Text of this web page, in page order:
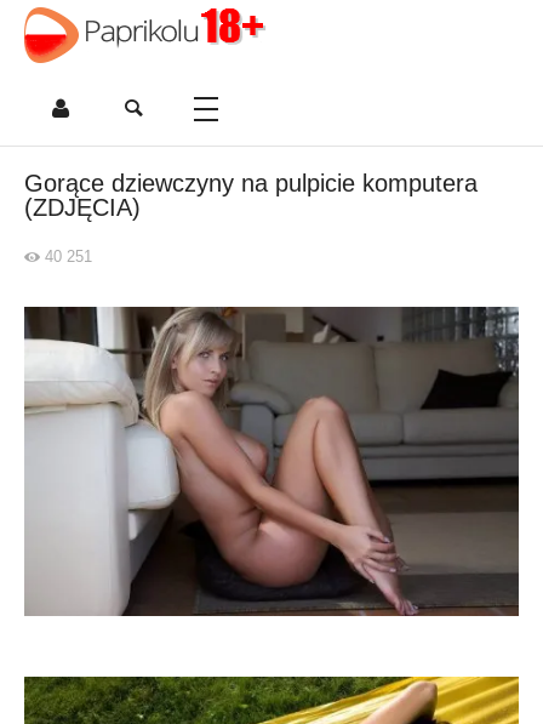
Gorące dziewczyny na pulpicie komputera
(ZDJĘCIA)
40 251